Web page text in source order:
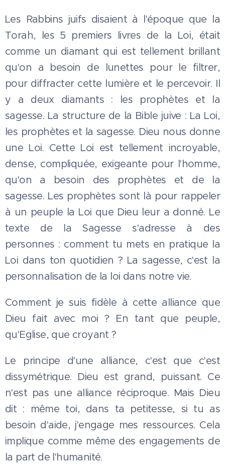
Les Rabbins juifs disaient à l'époque que la
Torah, les 5 premiers livres de la Loi, était
comme un diamant qui est tellement brillant
qu'on a besoin de lunettes pour le filtrer,
pour diffracter cette lumière et le percevoir. Il
y a deux diamants : les prophètes et la
sagesse. La structure de la Bible juive : La Loi,
les prophètes et la sagesse. Dieu nous donne
une Loi. Cette Loi est tellement incroyable,
dense, compliquée, exigeante pour l'homme,
qu'on a besoin des prophètes et de la
sagesse. Les prophètes sont là pour rappeler
à un peuple la Loi que Dieu leur a donné. Le
texte de la Sagesse s'adresse à des
personnes : comment tu mets en pratique la
Loi dans ton quotidien ? La sagesse, c'est la
personnalisation de la loi dans notre vie.
Comment je suis fidèle à cette alliance que
Dieu fait avec moi ? En tant que peuple,
qu'Eglise, que croyant ?
Le principe d'une alliance, c'est que c'est
dissymétrique. Dieu est grand, puissant. Ce
n'est pas une alliance réciproque. Mais Dieu
dit : même toi, dans ta petitesse, si tu as
besoin d'aide, j'engage mes ressources. Cela
implique comme même des engagements de
la part de l'humanité.